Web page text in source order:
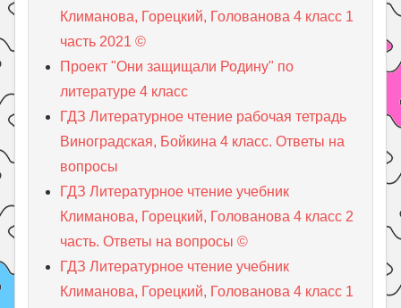
Климанова, Горецкий, Голованова 4 класс 1
часть 2021 ©
Проект "Они защищали Родину" по
литературе 4 класс
ГДЗ Литературное чтение рабочая тетрадь
Виноградская, Бойкина 4 класс. Ответы на
вопросы
ГДЗ Литературное чтение учебник
Климанова, Горецкий, Голованова 4 класс 2
часть. Ответы на вопросы ©
ГДЗ Литературное чтение учебник
Климанова, Горецкий, Голованова 4 класс 1